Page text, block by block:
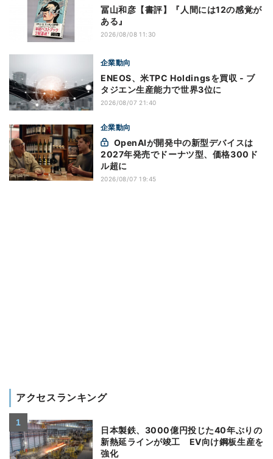
冨山和彦【書評】『人間には12の感覚が
ある』
2026/08/08 11:30
企業動向
ENEOS、米TPC Holdingsを買収 - ブ
タジエン生産能力で世界3位に
2026/08/07 21:40
企業動向
2027年発売でドーナツ型、価格300ド
ル超に
2026/08/07 19:45
アクセスランキング
日本製鉄、3000億円投じた40年ぶりの
新熱延ラインが竣工 EV向け鋼板生産を
強化